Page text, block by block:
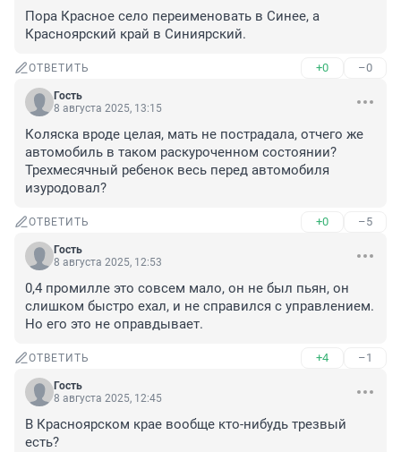
Пора Красное село переименовать в Синее, а
Красноярский край в Синиярский.
ОТВЕТИТЬ +0 –0
Гость
8 августа 2025, 13:15
Коляска вроде целая, мать не пострадала, отчего же
автомобиль в таком раскуроченном состоянии?
Трехмесячный ребенок весь перед автомобиля
изуродовал?
ОТВЕТИТЬ +0 –5
Гость
8 августа 2025, 12:53
0,4 промилле это совсем мало, он не был пьян, он
слишком быстро ехал, и не справился с управлением.
Но его это не оправдывает.
ОТВЕТИТЬ +4 –1
Гость
8 августа 2025, 12:45
В Красноярском крае вообще кто-нибудь трезвый
есть?